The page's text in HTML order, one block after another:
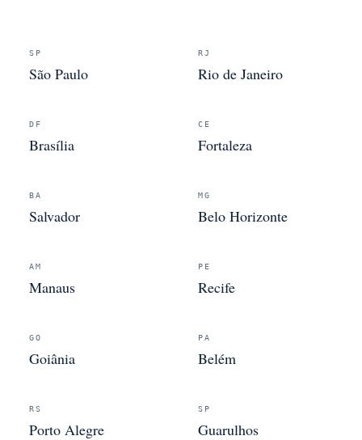
SP
São Paulo
RJ
Rio de Janeiro
DF
Brasília
CE
Fortaleza
BA
Salvador
MG
Belo Horizonte
AM
Manaus
PE
Recife
GO
Goiânia
PA
Belém
RS
Porto Alegre
SP
Guarulhos